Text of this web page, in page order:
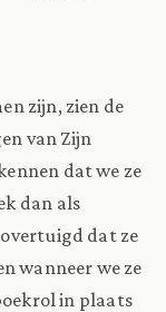
zijn, zien de
van Zijn
dat we ze
dan als
dat ze
wanneer we ze
in plaats